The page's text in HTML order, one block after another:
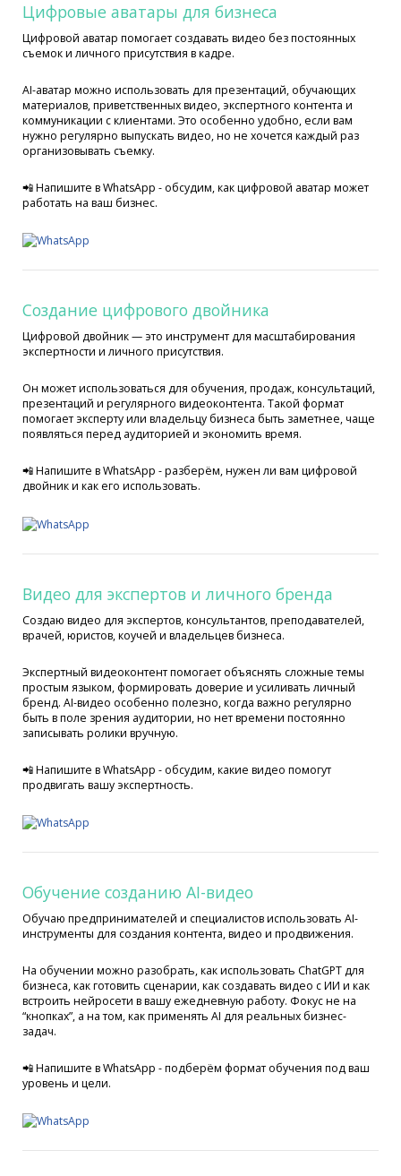
Цифровые аватары для бизнеса
Цифровой аватар помогает создавать видео без постоянных
съемок и личного присутствия в кадре.
AI-аватар можно использовать для презентаций, обучающих
материалов, приветственных видео, экспертного контента и
коммуникации с клиентами. Это особенно удобно, если вам
нужно регулярно выпускать видео, но не хочется каждый раз
организовывать съемку.
📲 Напишите в WhatsApp - обсудим, как цифровой аватар может
работать на ваш бизнес.
Создание цифрового двойника
Цифровой двойник — это инструмент для масштабирования
экспертности и личного присутствия.
Он может использоваться для обучения, продаж, консультаций,
презентаций и регулярного видеоконтента. Такой формат
помогает эксперту или владельцу бизнеса быть заметнее, чаще
появляться перед аудиторией и экономить время.
📲 Напишите в WhatsApp - разберём, нужен ли вам цифровой
двойник и как его использовать.
Видео для экспертов и личного бренда
Создаю видео для экспертов, консультантов, преподавателей,
врачей, юристов, коучей и владельцев бизнеса.
Экспертный видеоконтент помогает объяснять сложные темы
простым языком, формировать доверие и усиливать личный
бренд. AI-видео особенно полезно, когда важно регулярно
быть в поле зрения аудитории, но нет времени постоянно
записывать ролики вручную.
📲 Напишите в WhatsApp - обсудим, какие видео помогут
продвигать вашу экспертность.
Обучение созданию AI-видео
Обучаю предпринимателей и специалистов использовать AI-
инструменты для создания контента, видео и продвижения.
На обучении можно разобрать, как использовать ChatGPT для
бизнеса, как готовить сценарии, как создавать видео с ИИ и как
встроить нейросети в вашу ежедневную работу. Фокус не на
“кнопках”, а на том, как применять AI для реальных бизнес-
задач.
📲 Напишите в WhatsApp - подберём формат обучения под ваш
уровень и цели.